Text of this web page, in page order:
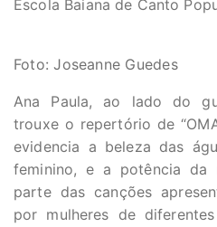
Escola Baiana de Canto
Foto: Joseanne Guedes
Ana Paula, ao lado do
trouxe o repertório de
evidencia a beleza das
feminino, e a potência da
parte das canções
por mulheres de